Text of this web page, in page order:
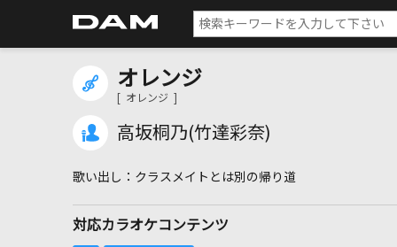
オレンジ
[ オレンジ ]
高坂桐乃(竹達彩奈)
クラスメイトとは別の帰り道
対応カラオケコンテンツ